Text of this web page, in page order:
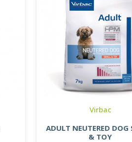
Virbac
ADULT NEUTERED DOG
& TOY